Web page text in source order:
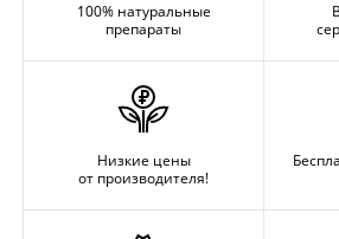
100% натуральные
препараты
Низкие цены
от производителя!